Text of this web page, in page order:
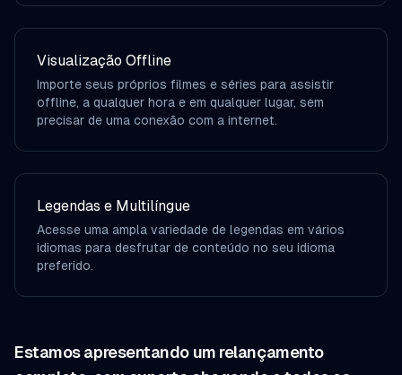
Visualização Offline
Importe seus próprios filmes e séries para assistir
offline, a qualquer hora e em qualquer lugar, sem
precisar de uma conexão com a internet.
Legendas e Multilíngue
Acesse uma ampla variedade de legendas em vários
idiomas para desfrutar de conteúdo no seu idioma
preferido.
Estamos apresentando um relançamento